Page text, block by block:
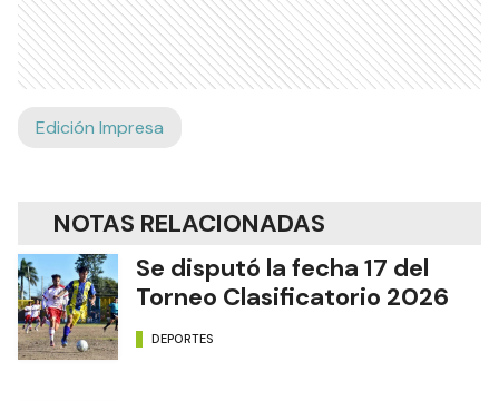
Edición Impresa
NOTAS RELACIONADAS
Se disputó la fecha 17 del
Torneo Clasificatorio 2026
DEPORTES